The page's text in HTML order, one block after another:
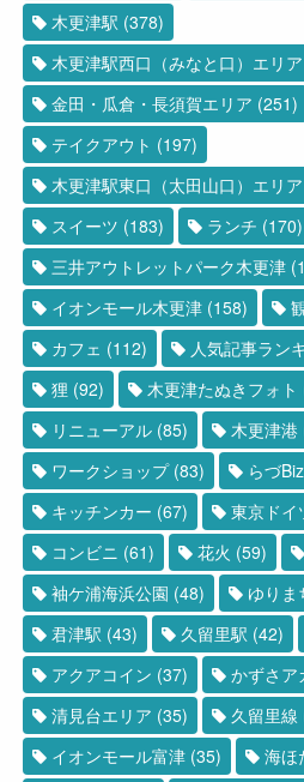
木更津駅 (378)
木更津駅西口（みなと口）エリア
金田・瓜倉・長須賀エリア (251)
テイクアウト (197)
木更津駅東口（太田山口）エリア
スイーツ (183) ランチ (170)
三井アウトレットパーク木更津
イオンモール木更津 (158)
カフェ (112) 人気記事ラン
狸 (92) 木更津たぬきフォト
リニューアル (85) 木更津港
ワークショップ(83) らづBiz
キッチンカー (67) 東京ドイ
コンビニ (61) 花火 (59)
袖ケ浦海浜公園 (48) ゆりま
君津駅 (43) 久留里駅 (42)
アクアコイン (37) かずさア
清見台エリア (35) 久留里線
イオンモール富津 (35) 海ほ